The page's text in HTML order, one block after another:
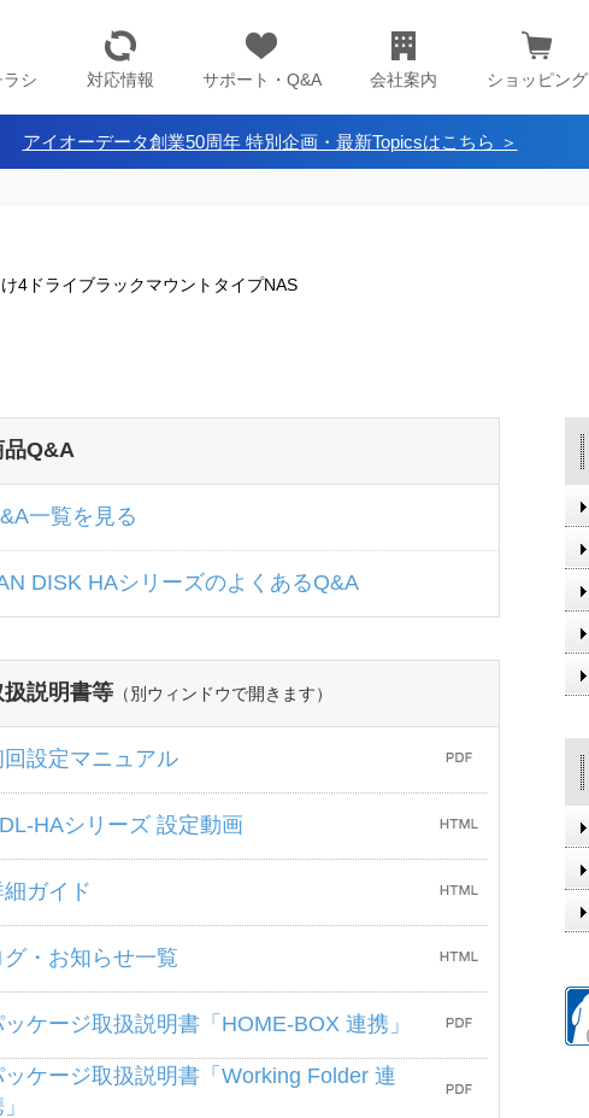
シ 対応情報 サポート・Q&A 会社案内 ショッピング
アイオーデータ創業50周年 特別企画・最新Topicsはこちら ＞
4ドライブラックマウントタイプNAS
品Q&A
一覧を見る
DISK HAシリーズのよくあるQ&A
扱説明書等 （別ウィンドウで開きます）
回設定マニュアル
HAシリーズ 設定動画
細ガイド
グ・お知らせ一覧
ッケージ取扱説明書「HOME-BOX 連携」
ッケージ取扱説明書「Working Folder 連